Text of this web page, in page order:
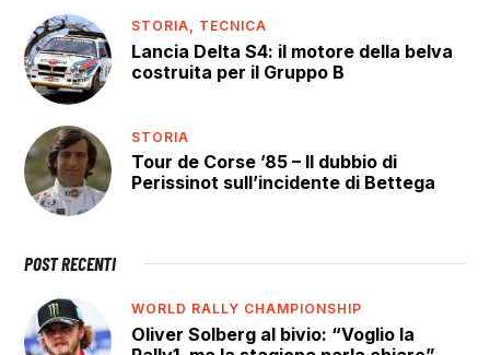
STORIA, TECNICA
Lancia Delta S4: il motore della belva
costruita per il Gruppo B
STORIA
Tour de Corse ’85 – Il dubbio di
Perissinot sull’incidente di Bettega
POST RECENTI
WORLD RALLY CHAMPIONSHIP
Oliver Solberg al bivio: “Voglio la